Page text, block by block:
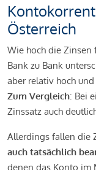
Österreich
Wie hoch die
Bank zu Bank
aber relativ hoch
Zum Vergleich: Bei
Zinssatz auch
Allerdings fallen die
auch tatsächlich
denen das Konto im